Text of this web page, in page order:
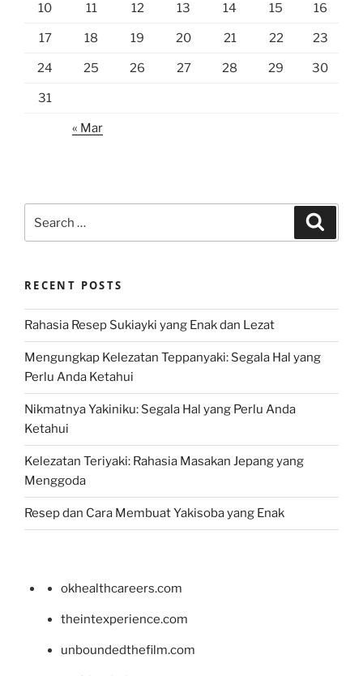
10 11 12 13 14 15 16
17 18 19 20 21 22 23
24 25 26 27 28 29 30
31
« Mar
for:
RECENT POSTS
Rahasia Resep Sukiayki yang Enak dan Lezat
Mengungkap Kelezatan Teppanyaki: Segala Hal yang
Perlu Anda Ketahui
Nikmatnya Yakiniku: Segala Hal yang Perlu Anda
Ketahui
Kelezatan Teriyaki: Rahasia Masakan Jepang yang
Menggoda
Resep dan Cara Membuat Yakisoba yang Enak
okhealthcareers.com
theintexperience.com
unboundedthefilm.com